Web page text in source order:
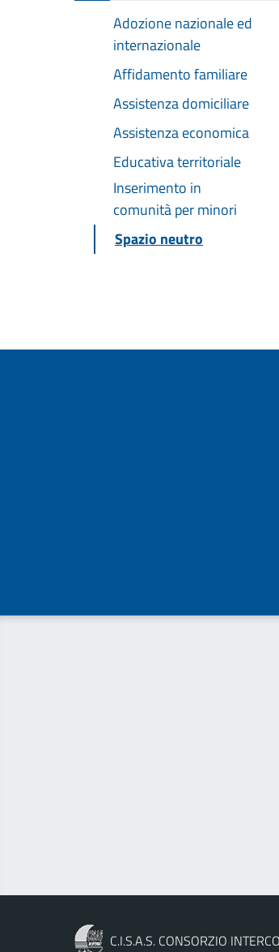
Adozione nazionale ed
internazionale
Affidamento familiare
Assistenza domiciliare
Assistenza economica
Educativa territoriale
Inserimento in
comunità per minori
Spazio neutro
C.I.S.A.S. CONSORZIO